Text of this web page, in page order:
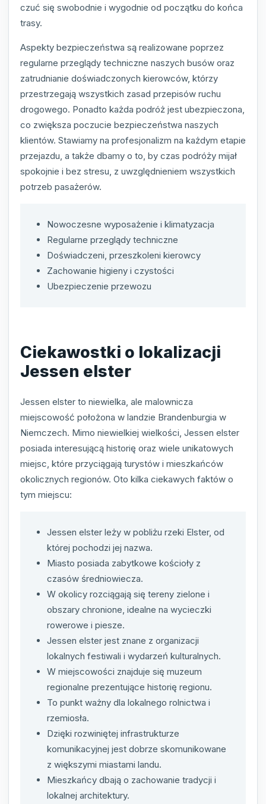
czuć się swobodnie i wygodnie od początku do końca
trasy.
Aspekty bezpieczeństwa są realizowane poprzez
regularne przeglądy techniczne naszych busów oraz
zatrudnianie doświadczonych kierowców, którzy
przestrzegają wszystkich zasad przepisów ruchu
drogowego. Ponadto każda podróż jest ubezpieczona,
co zwiększa poczucie bezpieczeństwa naszych
klientów. Stawiamy na profesjonalizm na każdym etapie
przejazdu, a także dbamy o to, by czas podróży mijał
spokojnie i bez stresu, z uwzględnieniem wszystkich
potrzeb pasażerów.
Nowoczesne wyposażenie i klimatyzacja
Regularne przeglądy techniczne
Doświadczeni, przeszkoleni kierowcy
Zachowanie higieny i czystości
Ubezpieczenie przewozu
Ciekawostki o lokalizacji
Jessen elster
Jessen elster to niewielka, ale malownicza
miejscowość położona w landzie Brandenburgia w
Niemczech. Mimo niewielkiej wielkości, Jessen elster
posiada interesującą historię oraz wiele unikatowych
miejsc, które przyciągają turystów i mieszkańców
okolicznych regionów. Oto kilka ciekawych faktów o
tym miejscu:
Jessen elster leży w pobliżu rzeki Elster, od
której pochodzi jej nazwa.
Miasto posiada zabytkowe kościoły z
czasów średniowiecza.
W okolicy rozciągają się tereny zielone i
obszary chronione, idealne na wycieczki
rowerowe i piesze.
Jessen elster jest znane z organizacji
lokalnych festiwali i wydarzeń kulturalnych.
W miejscowości znajduje się muzeum
regionalne prezentujące historię regionu.
To punkt ważny dla lokalnego rolnictwa i
rzemiosła.
Dzięki rozwiniętej infrastrukturze
komunikacyjnej jest dobrze skomunikowane
z większymi miastami landu.
Mieszkańcy dbają o zachowanie tradycji i
lokalnej architektury.